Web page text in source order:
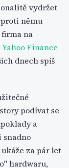
vydržet
němu
na
Finance
dnech spíš
podívat se
a
snadno
za pár let
hardwaru,